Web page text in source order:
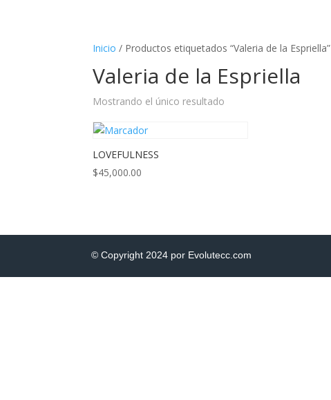
Inicio / Productos etiquetados “Valeria de la Espriella”
Valeria de la Espriella
Mostrando el único resultado
LOVEFULNESS
$45,000.00
© Copyright 2024 por Evolutecc.com